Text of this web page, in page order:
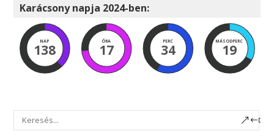
Karácsony napja 2024-ben:
NAP
138
ÓRA
17
PERC
34
MÁSODPERC
18